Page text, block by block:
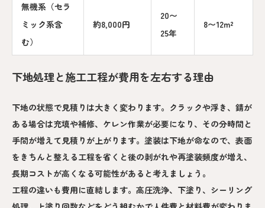
無機系（セラ
ミック系含
む）
約8,000円
20〜
25年
8〜12m²
下地処理と施工工程が費用を左右する理由
下地の状態で見積りは大きく変わります。クラックや浮き、錆が
ある場合は充填や補修、ケレン作業が必要になり、その分時間と
手間が増えて見積りが上がります。塗装は下地が命なので、表面
をきちんと整える工程を省くと後の剥がれや再塗装頻度が増え、
長期コストが高くなる可能性があると考えましょう。
工程の違いも費用に直結します。高圧洗浄、下塗り、シーリング